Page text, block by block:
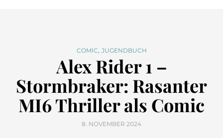
COMIC, JUGENDBUCH
Alex Rider 1 –
Stormbraker: Rasanter
MI6 Thriller als Comic
8. NOVEMBER 2024